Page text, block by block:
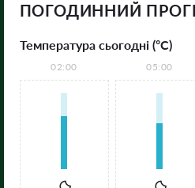
ПОГОДИННИЙ
Температура сьогодні (°С)
02:00 05:00